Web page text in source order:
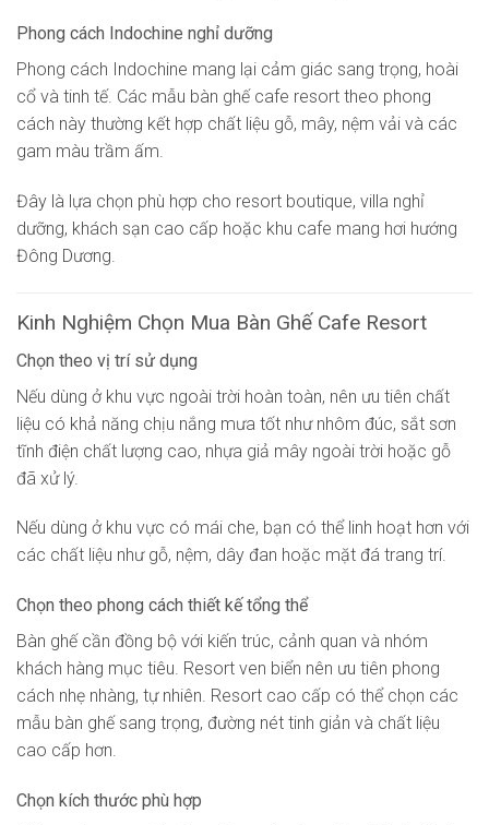
Phong cách Indochine nghỉ dưỡng
Phong cách Indochine mang lại cảm giác sang trọng, hoài
cổ và tinh tế. Các mẫu bàn ghế cafe resort theo phong
cách này thường kết hợp chất liệu gỗ, mây, nệm vải và các
gam màu trầm ấm.
Đây là lựa chọn phù hợp cho resort boutique, villa nghỉ
dưỡng, khách sạn cao cấp hoặc khu cafe mang hơi hướng
Đông Dương.
Kinh Nghiệm Chọn Mua Bàn Ghế Cafe Resort
Chọn theo vị trí sử dụng
Nếu dùng ở khu vực ngoài trời hoàn toàn, nên ưu tiên chất
liệu có khả năng chịu nắng mưa tốt như nhôm đúc, sắt sơn
tĩnh điện chất lượng cao, nhựa giả mây ngoài trời hoặc gỗ
đã xử lý.
Nếu dùng ở khu vực có mái che, bạn có thể linh hoạt hơn với
các chất liệu như gỗ, nệm, dây đan hoặc mặt đá trang trí.
Chọn theo phong cách thiết kế tổng thể
Bàn ghế cần đồng bộ với kiến trúc, cảnh quan và nhóm
khách hàng mục tiêu. Resort ven biển nên ưu tiên phong
cách nhẹ nhàng, tự nhiên. Resort cao cấp có thể chọn các
mẫu bàn ghế sang trọng, đường nét tinh giản và chất liệu
cao cấp hơn.
Chọn kích thước phù hợp